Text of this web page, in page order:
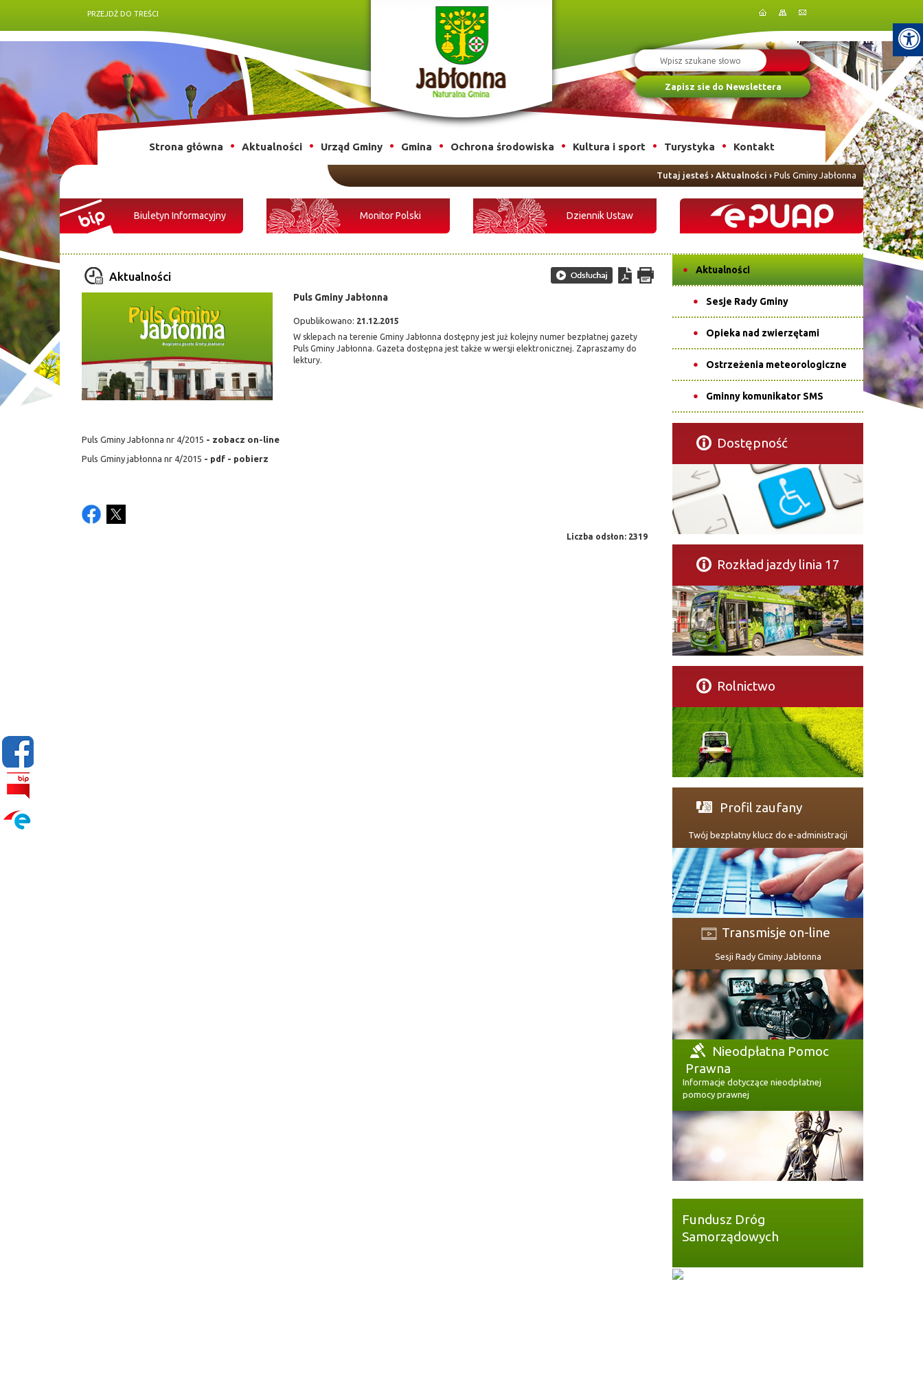
PRZEJDŹ DO TREŚCI
Szukaj
Zapisz sie do Newslettera
Strona główna Aktualności Urząd Gminy Gmina Ochrona środowiska Kultura i sport Turystyka Kontakt
Tutaj jesteś › Aktualności › Puls Gminy Jabłonna
Biuletyn Informacyjny Monitor Polski Dziennik Ustaw
Aktualności
Puls Gminy Jabłonna
Opublikowano: 21.12.2015
W sklepach na terenie Gminy Jabłonna dostępny jest już kolejny numer bezpłatnej gazety
Puls Gminy Jabłonna. Gazeta dostępna jest także w wersji elektronicznej. Zapraszamy do
lektury.
Puls Gminy Jabłonna nr 4/2015 - zobacz on-line
Puls Gminy jabłonna nr 4/2015 - pdf - pobierz
Liczba odsłon: 2319
Aktualności
Sesje Rady Gminy
Opieka nad zwierzętami
Ostrzeżenia meteorologiczne
Gminny komunikator SMS
Dostępność
Rozkład jazdy linia 17
Rolnictwo
Profil zaufany
Twój bezpłatny klucz do e-administracji
Transmisje on-line
Sesji Rady Gminy Jabłonna
Nieodpłatna Pomoc
Prawna
Informacje dotyczące nieodpłatnej
pomocy prawnej
Fundusz Dróg
Samorządowych